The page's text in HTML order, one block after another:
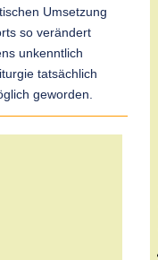
Umsetzung
so verändert
unkenntlich
tatsächlich
geworden.